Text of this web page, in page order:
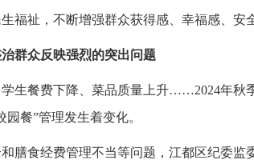
福祉，不断增强群众获得感、幸福感、安
群众反映强烈的突出问题
生餐费下降、菜品质量上升……2024年秋
餐”管理发生着变化。
膳食经费管理不当等问题，江都区纪委监